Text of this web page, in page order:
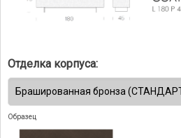
Отделка корпуса:
Образец